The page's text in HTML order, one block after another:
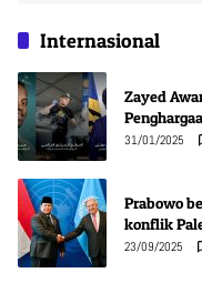
Internasional
Zayed
31/01/2025
Prabowo
konflik
23/09/2025